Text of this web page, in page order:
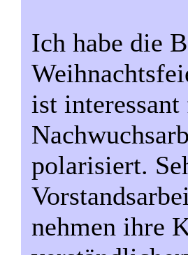
Ich habe die
ist
polarisiert.
nehmen ihre